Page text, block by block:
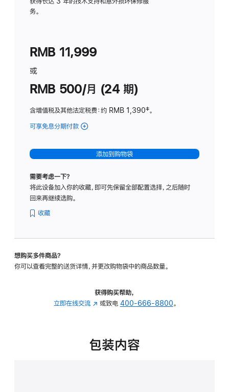
务。
RMB 11,999
或
RMB 500/月 (24 期)
含增值税及其他法定税费：约 RMB 1,390脚
‡。
可享免息分期付款 (Studio
-
标
璃
转
的
添加到购物袋
需要考虑一下？
将此设备加入你的收藏，即可先保留全部配置选择，之后随时
回来再继续选购。
收藏
想购买多件商品？
你可以查看完整的送货详情，并更改购物袋中的商品数量。
获得购买帮助，
立即在线交流 (在
中
或致电 400-666-8800。
包装内容